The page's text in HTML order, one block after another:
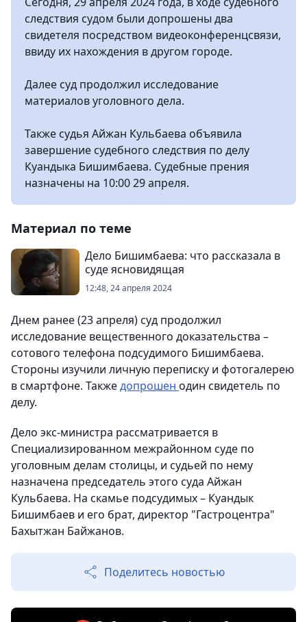
следствия судом были допрошены два
свидетеля посредством видеоконференцсвязи,
ввиду их нахождения в другом городе.
Далее суд продолжил исследование
материалов уголовного дела.
Также судья Айжан Кульбаева объявила
завершение судебного следствия по делу
Куандыка Бишимбаева. Судебные прения
назначены на 10:00 29 апреля.
Материал по теме
Дело Бишимбаева: что рассказала в
суде ясновидящая
12:48, 24 апреля 2024
Днем ранее (23 апреля) суд продолжил
исследование вещественного доказательства –
сотового телефона подсудимого Бишимбаева.
Стороны изучили личную переписку и фотогалерею
в смартфоне. Такжедопрошен один свидетель по
делу.
Дело экс-министра рассматривается в
Специализированном межрайонном суде по
уголовным делам столицы, и судьей по нему
назначена председатель этого суда Айжан
Кульбаева. На скамье подсудимых – Куандык
Бишимбаев и его брат, директор "Гастроцентра"
Бахытжан Байжанов.
Поделитесь новостью